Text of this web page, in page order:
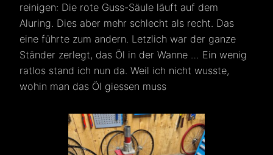
reinigen: Die rote Guss-Säule läuft auf dem
Aluring. Dies aber mehr schlecht als recht. Das
eine führte zum andern. Letzlich war der ganze
Ständer zerlegt, das Öl in der Wanne … Ein wenig
ratlos stand ich nun da. Weil ich nicht wusste,
wohin man das Öl giessen muss